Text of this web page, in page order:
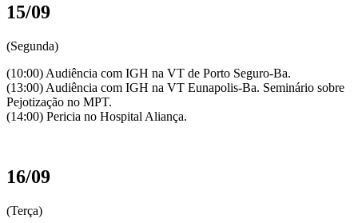
15/09
(Segunda)
(10:00) Audiência com IGH na VT de Porto Seguro-Ba.
(13:00) Audiência com IGH na VT Eunapolis-Ba. Seminário sobre
Pejotização no MPT.
(14:00) Pericia no Hospital Aliança.
16/09
(Terça)